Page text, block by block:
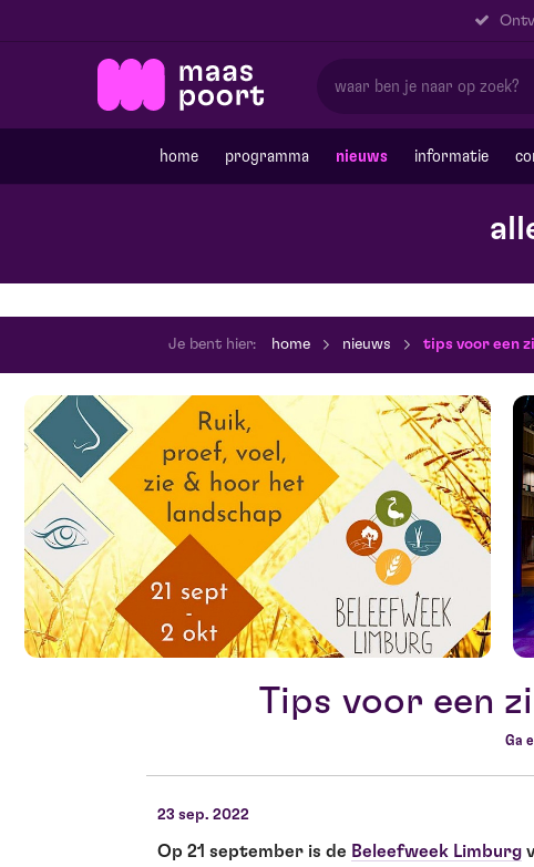
home programma nieuws informatie
Je bent hier: home nieuws tips voor een
Tips voor een
Ga
23 sep. 2022
Op 21 september is de Beleefweek Limburg